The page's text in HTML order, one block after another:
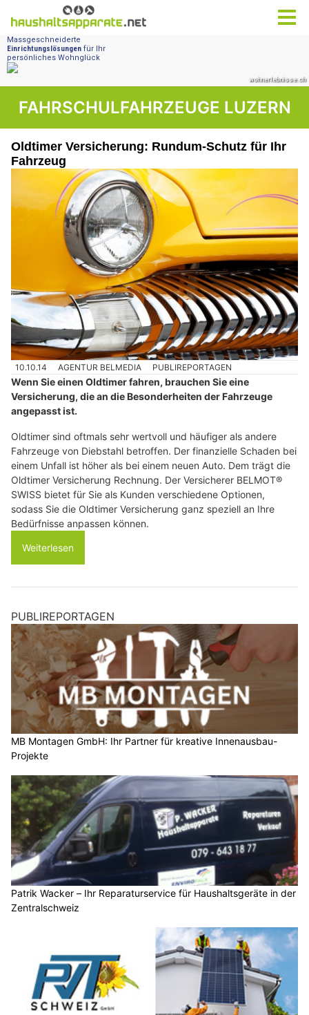
FAHRSCHULFAHRZEUGE LUZERN
Oldtimer Versicherung: Rundum-Schutz für Ihr
Fahrzeug
10.10.14 AGENTUR BELMEDIA PUBLIREPORTAGEN
Wenn Sie einen Oldtimer fahren, brauchen Sie eine
Versicherung, die an die Besonderheiten der Fahrzeuge
angepasst ist.
Oldtimer sind oftmals sehr wertvoll und häufiger als andere
Fahrzeuge von Diebstahl betroffen. Der finanzielle Schaden bei
einem Unfall ist höher als bei einem neuen Auto. Dem trägt die
Oldtimer Versicherung Rechnung. Der Versicherer BELMOT®
SWISS bietet für Sie als Kunden verschiedene Optionen,
sodass Sie die Oldtimer Versicherung ganz speziell an Ihre
Bedürfnisse anpassen können.
Weiterlesen
PUBLIREPORTAGEN
MB Montagen GmbH: Ihr Partner für kreative Innenausbau-
Projekte
Patrik Wacker – Ihr Reparaturservice für Haushaltsgeräte in der
Zentralschweiz